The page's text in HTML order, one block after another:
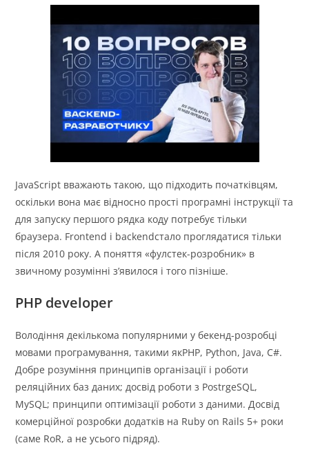
JavaScript вважають такою, що підходить початківцям,
оскільки вона має відносно прості програмні інструкції та
для запуску першого рядка коду потребує тільки
браузера. Frontend і backendстало проглядатися тільки
після 2010 року. А поняття «фулстек-розробник» в
звичному розумінні з’явилося і того пізніше.
PHP developer
Володіння декількома популярними у бекенд-розробці
мовами програмування, такими якPHP, Python, Java, C#.
Добре розуміння принципів організації і роботи
реляційних баз даних; досвід роботи з PostrgeSQL,
MySQL; принципи оптимізації роботи з даними. Досвід
комерційної розробки додатків на Ruby on Rails 5+ роки
(саме RoR, а не усього підряд).